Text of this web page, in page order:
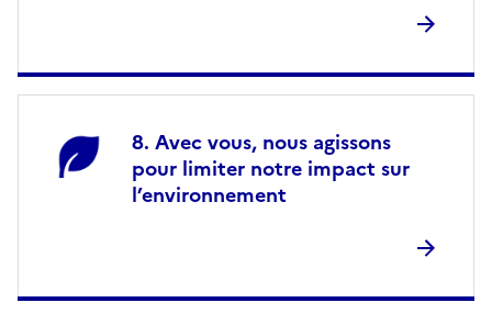
Avec vous, nous agissons
pour limiter notre impact sur
l’environnement